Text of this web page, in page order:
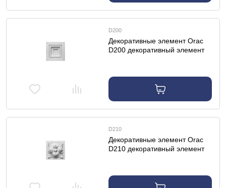
D200
Декоративные элемент Orac
D200 декоративный элемент
D210
Декоративные элемент Orac
D210 декоративный элемент